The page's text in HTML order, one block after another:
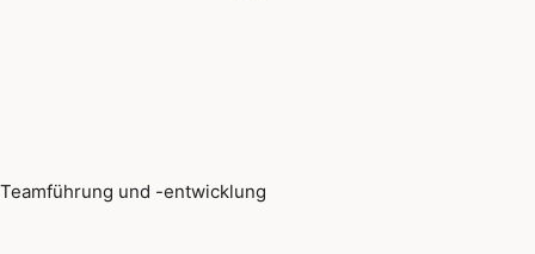
Teamführung und -entwicklung